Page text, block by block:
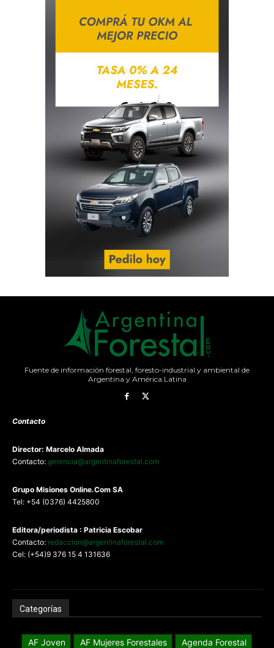
Fuente de información forestal, foresto-industrial y ambiental de
Argentina y América Latina
Contacto
Director: Marcelo Almada
Contacto: gerencia@argentinaforestal.com
Grupo Misiones Online.Com SA
Tel: +54 (0376) 4425800
Editora/periodista : Patricia Escobar
Contacto: redaccion@argentinaforestal.com
Cel: (+54)9 376 15 4 131636
Categorías
AF Joven AF Mujeres Forestales
Agenda Forestal